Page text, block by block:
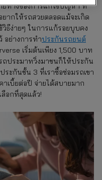
ยทางของการแก้ไขปัญหา ที่
ากให้รถสวยตลอดแม้จะเกิด
ธีง่ายๆ ในการแก้รอยบุบคง
อย่างการทำประกันรถยนต์
เริ่มต้นเพียง 1,500 บาท
ถประมาทวิ่งมาชนก็ให้ประกัน
ระกันชั้น 3 ที่เราซื้อซ่อมรถเขา
เบี้ยต่อปี จ่ายได้สบายมาก
อกที่สุดแล้ว!